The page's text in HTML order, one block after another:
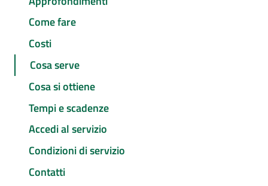
Come fare
Costi
Cosa serve
Cosa si ottiene
Tempi e scadenze
Accedi al servizio
Condizioni di servizio
Contatti